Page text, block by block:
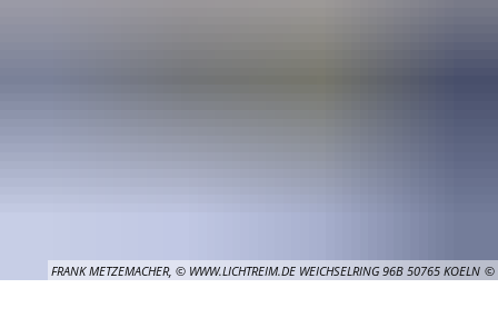
FRANK METZEMACHER, © WWW.LICHTREIM.DE WEICHSELRING 96B 50765 KOELN